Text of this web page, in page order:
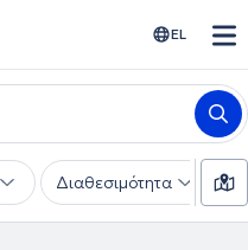
EL
Διαθεσιμότητα